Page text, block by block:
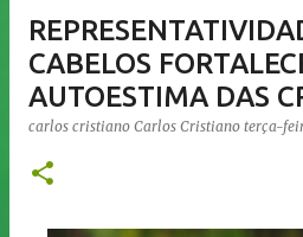
CABELOS
AUTOESTIMA DAS
carlos cristiano Carlos Cristiano terça-